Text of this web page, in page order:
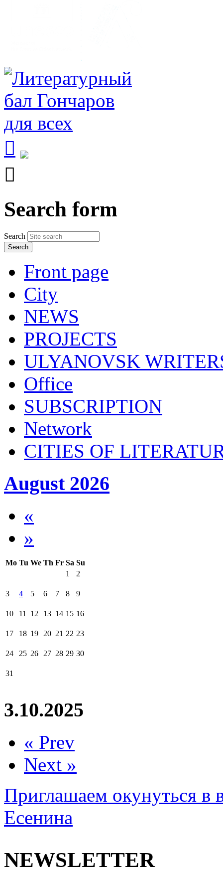


Search form
Search
Front page
City
NEWS
PROJECTS
ULYANOVSK
Office
SUBSСRIPTION
Network
CITIES OF
August 2026
«
»
Mo Tu We Th Fr Sa Su
1
2
3 4 5 6 7 8 9
10 11 12 13 14 15 16
17 18 19 20 21 22 23
24 25 26 27 28 29 30
31
3.10.2025
« Prev
Next »
Приглашаем окунуться в
Есенина
NEWSLETTER